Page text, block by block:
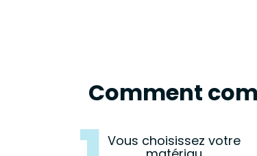
Comment
Vous choisissez votre